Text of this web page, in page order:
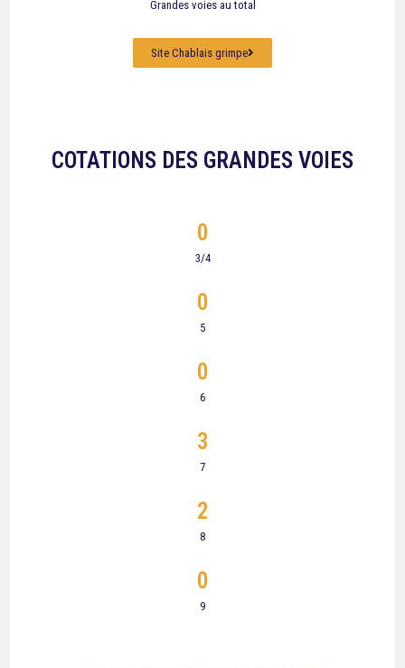
Grandes voies au total
Site Chablais grimpe
COTATIONS DES GRANDES VOIES
3/4
0
5
0
6
0
7
3
8
2
9
0